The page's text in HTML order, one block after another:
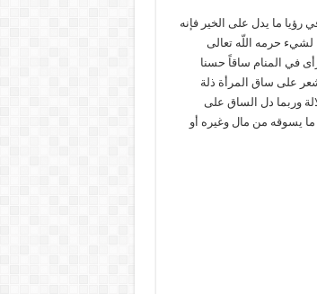
ما يدل على الخير فإنه
لشيء حرمه اللّه تعالى
في المنام ساقاً حسنا
على ساق المرأة ذلة
وربما دل الساق على
يسوقه من مال وغيره أو